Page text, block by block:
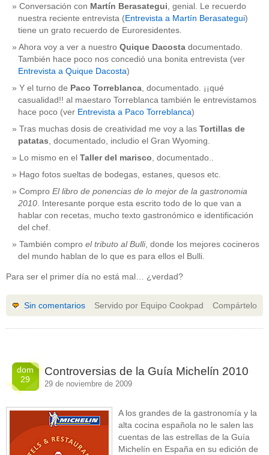
Conversación con Martín Berasategui , genial. Le recuerdo
nuestra reciente entrevista (Entrevista a Martín Berasategui)
tiene un grato recuerdo de Euroresidentes.
Ahora voy a ver a nuestro Quique Dacosta documentado.
También hace poco nos concedió una bonita entrevista (ver
Entrevista a Quique Dacosta)
Y el turno de Paco Torreblanca , documentado. ¡¡qué
casualidad!! al maestaro Torreblanca también le entrevistamos
hace poco (ver Entrevista a Paco Torreblanca)
Tras muchas dosis de creatividad me voy a las Tortillas de
patatas , documentado, includio el Gran Wyoming.
Lo mismo en el Taller del marisco , documentado..
Hago fotos sueltas de bodegas, estanes, quesos etc.
Compro El libro de ponencias de lo mejor de la gastronomia
2010 . Interesante porque esta escrito todo de lo que van a
hablar con recetas, mucho texto gastronómico e identificación
del chef.
También compro el tributo al Bulli, donde los mejores cocineros
del mundo hablan de lo que es para ellos el Bulli.
Para ser el primer día no está mal… ¿verdad?
Servido por Equipo Cookpad
Sin comentarios Compártelo
dom
29
Controversias de la Guía Michelín 2010
29 de noviembre de 2009
A los grandes de la gastronomía y la
alta cocina española no le salen las
cuentas de las estrellas de la Guía
Michelín en España en su edición de